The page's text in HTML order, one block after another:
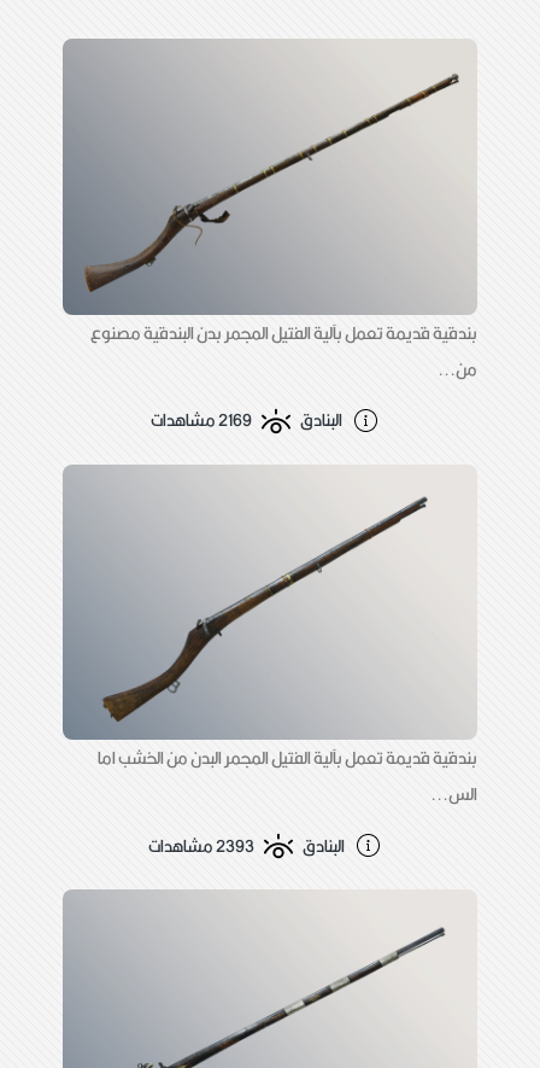
اهداء
وصف القطعة:
بندقية قديمة تعمل بآلية حجر القدح بدن البندقية
مصنوع من الخشب مطعم بالمينا والعاج والصدف
أما السبطانة فهي مصنوعة من الحديد عليها
نقوش وزخارف ومثبته بالبدن بعدة حلقات نحاسية
بندقية قديمة تعمل بآلية الفتيل المجمر بدن البندقية مصنوع
من...
البنادق
2169 مشاهدات
بندقية قديمة تعمل بآلية الفتيل المجمر البدن من الخشب اما
الس...
البنادق
2393 مشاهدات